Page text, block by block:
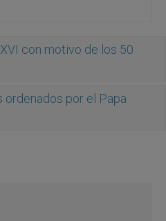
con motivo de los 50
por el Papa